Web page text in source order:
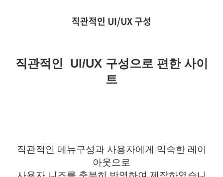
직관적인 UI/UX 구성
직관적인 UI/UX 구성으로 편한 사이
트
직관적인 메뉴구성과 사용자에게 익숙한 레이
아웃으로